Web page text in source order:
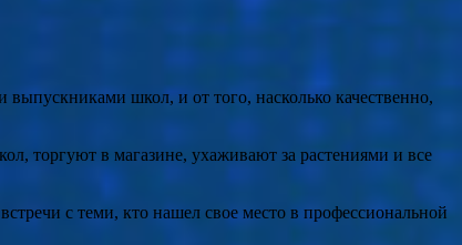
школ, и от того, насколько качественно,
торгуют в магазине, ухаживают за растениями и все
с теми, кто нашел свое место в профессиональной